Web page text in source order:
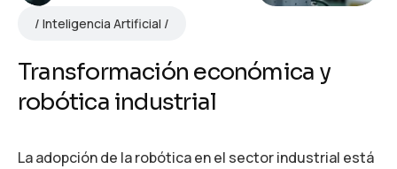
Inteligencia Artificial
Transformación económica y
robótica industrial
La adopción de la robótica en el sector industrial está